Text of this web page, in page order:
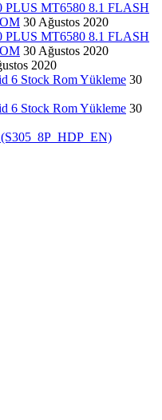
MT6580 8.1 FLASH
30 Ağustos 2020
MT6580 8.1 FLASH
30 Ağustos 2020
2020
6 Stock Rom Yükleme 30
6 Stock Rom Yükleme 30